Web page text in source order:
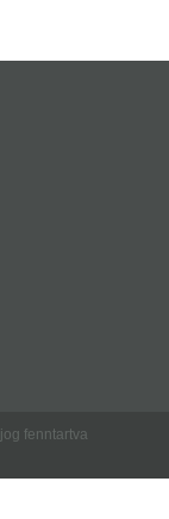
fenntartva